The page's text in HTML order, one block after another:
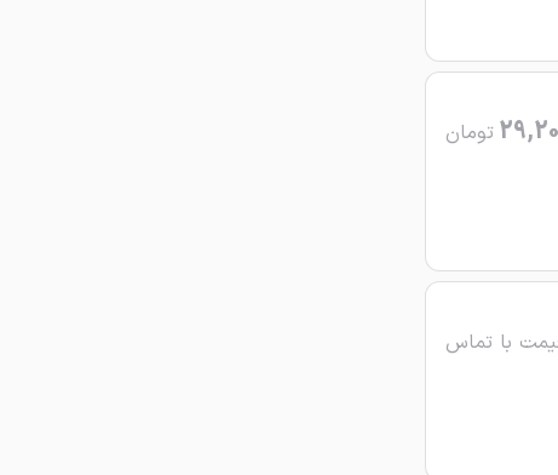
تومان
با تماس